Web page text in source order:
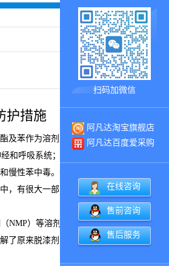
护措施
及苯作为溶剂, 如二氯甲烷等, 挥
和呼吸系统；对皮肤有刺激作
慢性苯中毒。有研究报告表明，
，有很大一部分有苯及其有机制
NMP）等溶剂为主要成分的水
了原来脱漆剂中含溶剂过多造成
扫码加微信
阿凡达淘宝旗舰店
阿凡达百度爱采购
在线咨询
售前咨询
售后服务